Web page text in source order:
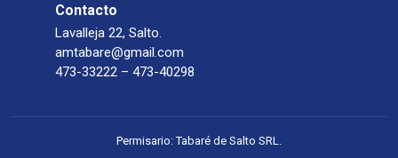
Contacto
Lavalleja 22, Salto.
amtabare@gmail.com
473-33222 – 473-40298
Permisario: Tabaré de Salto SRL.